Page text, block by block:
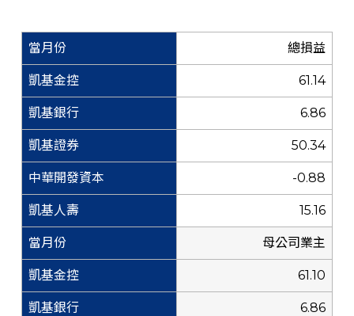
總損益
61.14
6.86
50.34
-0.88
15.16
母公司業主
61.10
6.86